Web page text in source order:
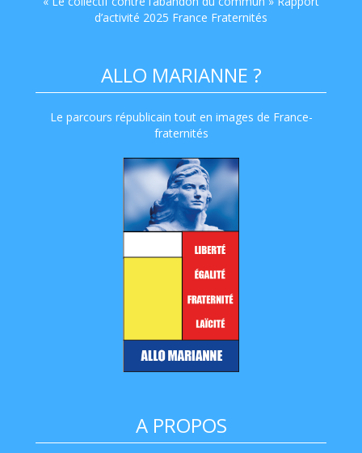
d’activité 2025 France Fraternités
ALLO MARIANNE ?
Le parcours républicain tout en images de France-
fraternités
A PROPOS